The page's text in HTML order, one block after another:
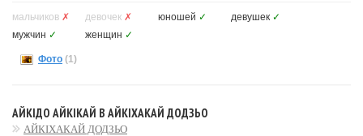
мальчиков ✗ девочек ✗ юношей ✓ девушек ✓
мужчин ✓ женщин ✓
Фото (1)
АЙКІДО АЙКІКАЙ В АЙКІХАКАЙ ДОДЗЬО
АЙКІХАКАЙ ДОДЗЬО